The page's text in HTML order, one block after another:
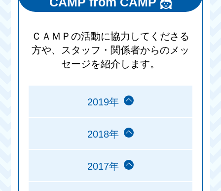
ＣＡＭＰの活動に協力してくださる
方や、スタッフ・関係者からのメッ
セージを紹介します。
2019年
2018年
2017年